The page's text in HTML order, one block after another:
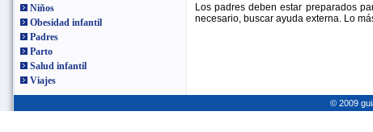
Niños
Obesidad infantil
Padres
Parto
Salud infantil
Viajes
Los padres deben estar preparados
necesario, buscar ayuda externa. Lo
© 2009